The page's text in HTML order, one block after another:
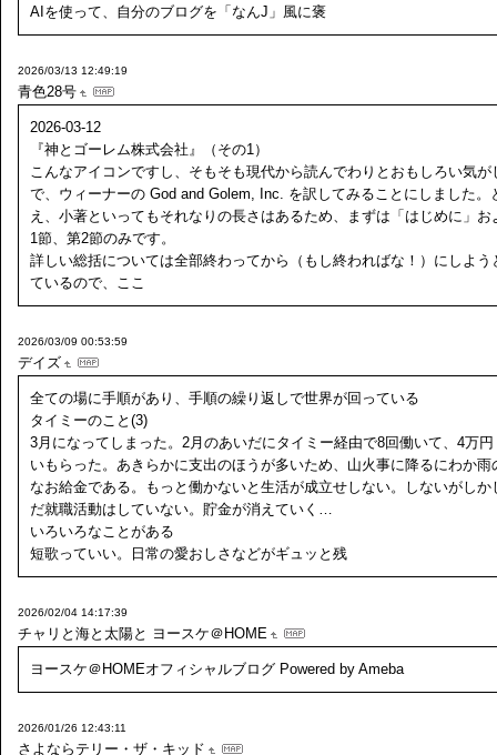
AIを使って、自分のブログを「なんJ」風に褒
2026/03/13 12:49:19
青色28号
2026-03-12
『神とゴーレム株式会社』（その1）
こんなアイコンですし、そもそも現代から読んでわりとおもしろい気が
で、ウィーナーの God and Golem, Inc. を訳してみることにしました。
え、小著といってもそれなりの長さはあるため、まずは「はじめに」お
1節、第2節のみです。
詳しい総括については全部終わってから（もし終わればな！）にしよう
ているので、ここ
2026/03/09 00:53:59
デイズ
全ての場に手順があり、手順の繰り返しで世界が回っている
タイミーのこと(3)
3月になってしまった。2月のあいだにタイミー経由で8回働いて、4万円
いもらった。あきらかに支出のほうが多いため、山火事に降るにわか雨
なお給金である。もっと働かないと生活が成立せしない。しないがしか
だ就職活動はしていない。貯金が消えていく…
いろいろなことがある
短歌っていい。日常の愛おしさなどがギュッと残
2026/02/04 14:17:39
チャリと海と太陽と ヨースケ＠HOME
ヨースケ＠HOMEオフィシャルブログ Powered by Ameba
2026/01/26 12:43:11
さよならテリー・ザ・キッド